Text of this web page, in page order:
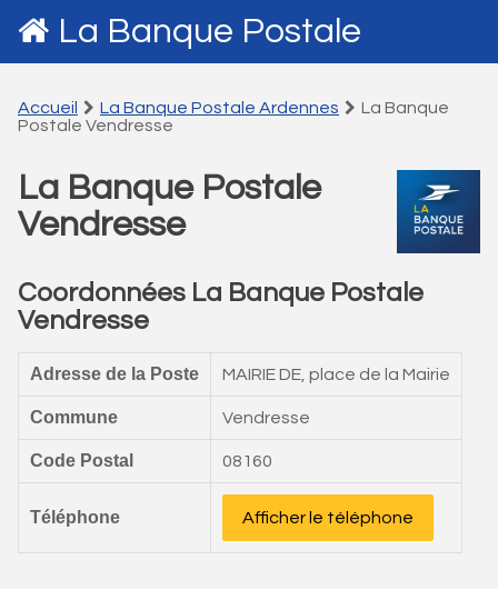
La Banque Postale
Accueil La Banque Postale Ardennes
La Banque
Postale Vendresse
La Banque Postale
Vendresse
Coordonnées La Banque Postale
Vendresse
Adresse de la Poste MAIRIE DE, place de la Mairie
Commune Vendresse
Code Postal 08160
Téléphone Afficher le téléphone